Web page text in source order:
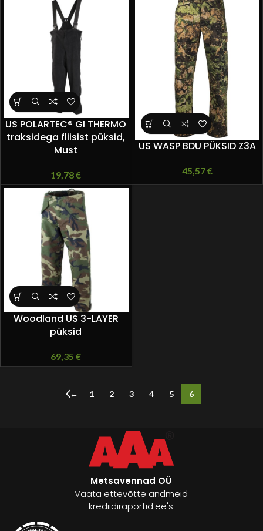
US POLARTEC® GI THERMO
traksidega fliisist püksid,
Must
19,78€
US WASP BDU PÜKSID Z3A
45,57€
Woodland US 3-LAYER
püksid
69,35€
← 1 2 3 4 5 6
Metsavennad OÜ
Vaata ettevõtte andmeid
krediidiraportid.ee's